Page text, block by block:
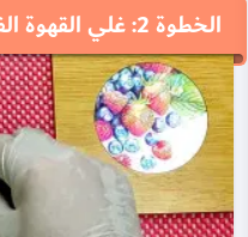
الخطوة 2: غلي القهوة الفرنسية